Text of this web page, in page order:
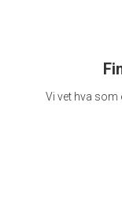
Vi vet hva som